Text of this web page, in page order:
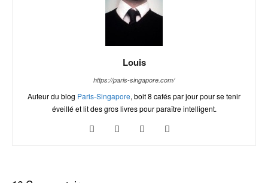
Louis
https://paris-singapore.com/
Auteur du blog Paris-Singapore, boit 8 cafés par jour pour se tenir
éveillé et lit des gros livres pour paraître intelligent.